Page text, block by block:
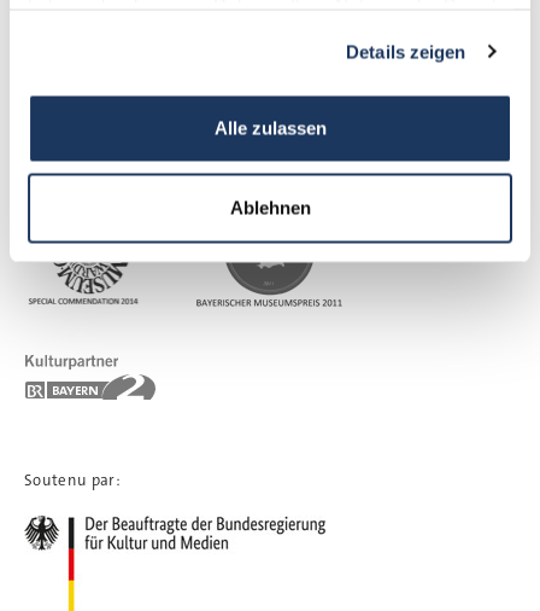
Details zeigen
Alle zulassen
Ablehnen
Distinctions et partenaires:
Soutenu par: